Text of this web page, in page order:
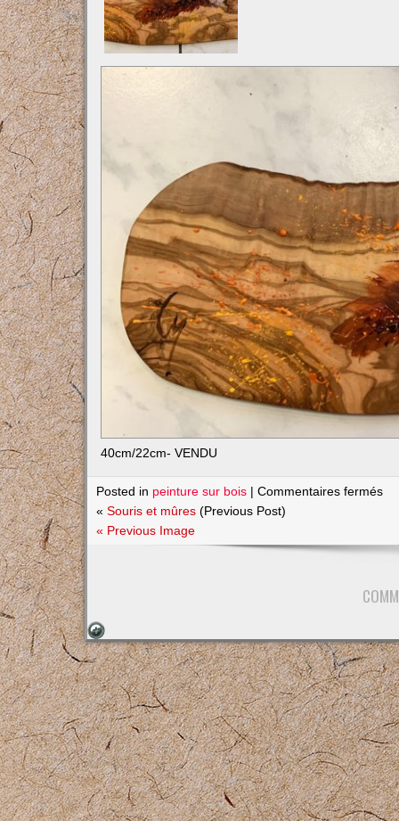
40cm/22cm- VENDU
Posted in peinture sur bois |Commentaires fermés
«Souris et mûres (Previous Post)
« Previous Image